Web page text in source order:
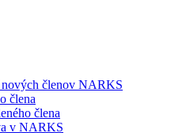
nových členov NARKS
člena
člena
v NARKS